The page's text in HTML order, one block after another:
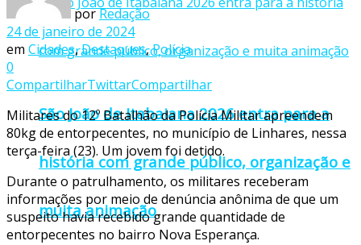
São João de Itabaiana 2026 entra para a
história com grande público, organização e
muita animação
porRedação
24 de janeiro de 2024
em Cidades,Destaques,Polícia
0
CompartilharTwittarCompartilhar
Militares do 12º Batalhão da Polícia Militar apreendem
80kg de entorpecentes, no município de Linhares, nessa
terça-feira (23). Um jovem foi detido.
Durante o patrulhamento, os militares receberam
informações por meio de denúncia anônima de que um
suspeito havia recebido grande quantidade de
entorpecentes no bairro Nova Esperança.